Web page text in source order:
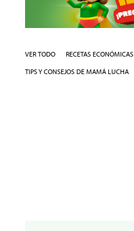
VER TODO
RECETAS ECONÓMICAS
TIPS Y CONSEJOS DE MAMÁ LUCHA